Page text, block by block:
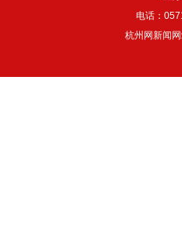
电话：
杭州网新闻